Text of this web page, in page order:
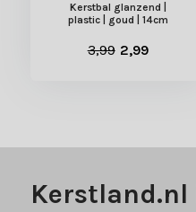
Kerstbal glanzend |
plastic | goud | 14cm
3,99 2,99
Kerstland.nl